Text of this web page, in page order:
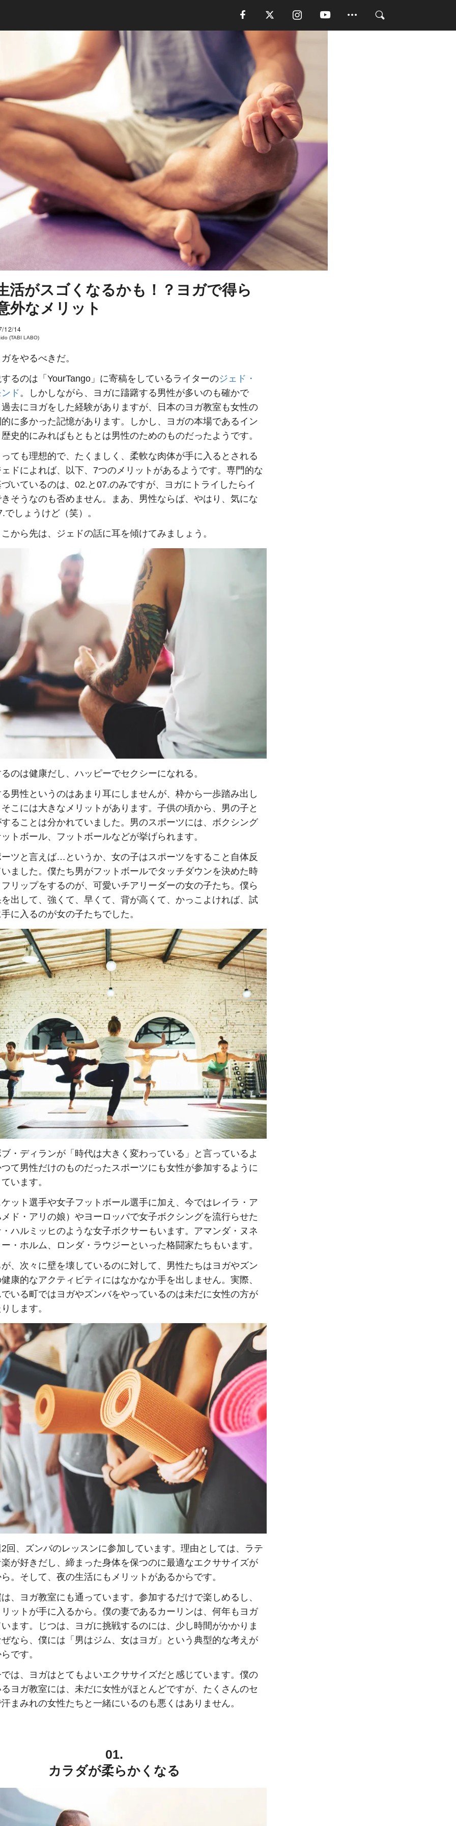
活がスゴくなるかも！？ヨガで得ら
外なメリット
12/14
(TABI LABO)
をやるべきだ。
るのは「YourTango」に寄稿をしているライターのジェド・
ド。しかしながら、ヨガに躊躇する男性が多いのも確かで
去にヨガをした経験がありますが、日本のヨガ教室も女性の
に多かった記憶があります。しかし、ヨガの本場であるイン
史的にみればもともとは男性のためのものだったようです。
ても理想的で、たくましく、柔軟な肉体が手に入るとされる
ドによれば、以下、7つのメリットがあるようです。専門的な
いているのは、02.と07.のみですが、ヨガにトライしたらイ
そうなのも否めません。まあ、男性ならば、やはり、気にな
でしょうけど（笑）。
から先は、ジェドの話に耳を傾けてみましょう。
のは健康だし、ハッピーでセクシーになれる。
男性というのはあまり耳にしませんが、枠から一歩踏み出し
こには大きなメリットがあります。子供の頃から、男の子と
ることは分かれていました。男のスポーツには、ボクシング
トボール、フットボールなどが挙げられます。
ツと言えば…というか、女の子はスポーツをすること自体反
ました。僕たち男がフットボールでタッチダウンを決めた時
リップをするのが、可愛いチアリーダーの女の子たち。僕ら
出して、強くて、早くて、背が高くて、かっこよければ、試
に入るのが女の子たちでした。
・ディランが「時代は大きく変わっている」と言っているよ
て男性だけのものだったスポーツにも女性が参加するように
います。
ット選手や女子フットボール選手に加え、今ではレイラ・ア
ド・アリの娘）やヨーロッパで女子ボクシングを流行らせた
ハルミッヒのような女子ボクサーもいます。アマンダ・ヌネ
・ホルム、ロンダ・ラウジーといった格闘家たちもいます。
、次々に壁を壊しているのに対して、男性たちはヨガやズン
康的なアクティビティにはなかなか手を出しません。実際、
いる町ではヨガやズンバをやっているのは未だに女性の方が
します。
回、ズンバのレッスンに参加しています。理由としては、ラテ
が好きだし、締まった身体を保つのに最適なエクササイズが
。そして、夜の生活にもメリットがあるからです。
、ヨガ教室にも通っています。参加するだけで楽しめるし、
ットが手に入るから。僕の妻であるカーリンは、何年もヨガ
ます。じつは、ヨガに挑戦するのには、少し時間がかかりま
なら、僕には「男はジム、女はヨガ」という典型的な考えが
です。
は、ヨガはとてもよいエクササイズだと感じています。僕の
ヨガ教室には、未だに女性がほとんどですが、たくさんのセ
まみれの女性たちと一緒にいるのも悪くはありません。
01.
カラダが柔らかくなる